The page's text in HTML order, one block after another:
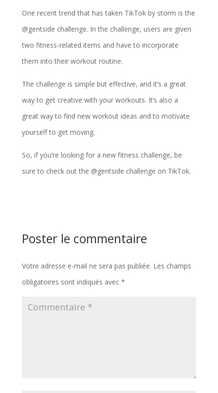
One recent trend that has taken TikTok by storm is the
@gentside challenge. In the challenge, users are given
two fitness-related items and have to incorporate
them into their workout routine.
The challenge is simple but effective, and it’s a great
way to get creative with your workouts. It’s also a
great way to find new workout ideas and to motivate
yourself to get moving.
So, if you’re looking for a new fitness challenge, be
sure to check out the @gentside challenge on TikTok.
Poster le commentaire
Votre adresse e-mail ne sera pas publiée. Les champs
obligatoires sont indiqués avec *